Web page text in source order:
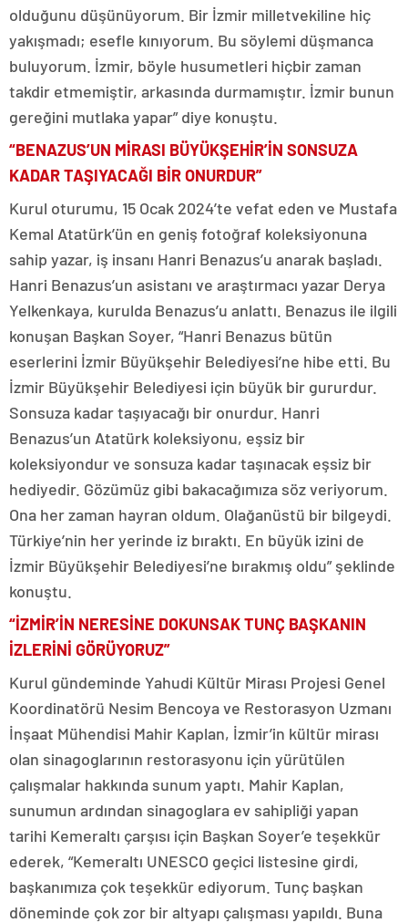
olduğunu düşünüyorum. Bir İzmir milletvekiline hiç
yakışmadı; esefle kınıyorum. Bu söylemi düşmanca
buluyorum. İzmir, böyle husumetleri hiçbir zaman
takdir etmemiştir, arkasında durmamıştır. İzmir bunun
gereğini mutlaka yapar” diye konuştu.
“BENAZUS’UN MİRASI BÜYÜKŞEHİR’İN SONSUZA
KADAR TAŞIYACAĞI BİR ONURDUR”
Kurul oturumu, 15 Ocak 2024’te vefat eden ve Mustafa
Kemal Atatürk’ün en geniş fotoğraf koleksiyonuna
sahip yazar, iş insanı Hanri Benazus’u anarak başladı.
Hanri Benazus’un asistanı ve araştırmacı yazar Derya
Yelkenkaya, kurulda Benazus’u anlattı. Benazus ile ilgili
konuşan Başkan Soyer, “Hanri Benazus bütün
eserlerini İzmir Büyükşehir Belediyesi’ne hibe etti. Bu
İzmir Büyükşehir Belediyesi için büyük bir gururdur.
Sonsuza kadar taşıyacağı bir onurdur. Hanri
Benazus’un Atatürk koleksiyonu, eşsiz bir
koleksiyondur ve sonsuza kadar taşınacak eşsiz bir
hediyedir. Gözümüz gibi bakacağımıza söz veriyorum.
Ona her zaman hayran oldum. Olağanüstü bir bilgeydi.
Türkiye’nin her yerinde iz bıraktı. En büyük izini de
İzmir Büyükşehir Belediyesi’ne bırakmış oldu” şeklinde
konuştu.
“İZMİR’İN NERESİNE DOKUNSAK TUNÇ BAŞKANIN
İZLERİNİ GÖRÜYORUZ”
Kurul gündeminde Yahudi Kültür Mirası Projesi Genel
Koordinatörü Nesim Bencoya ve Restorasyon Uzmanı
İnşaat Mühendisi Mahir Kaplan, İzmir’in kültür mirası
olan sinagoglarının restorasyonu için yürütülen
çalışmalar hakkında sunum yaptı. Mahir Kaplan,
sunumun ardından sinagoglara ev sahipliği yapan
tarihi Kemeraltı çarşısı için Başkan Soyer’e teşekkür
ederek, “Kemeraltı UNESCO geçici listesine girdi,
başkanımıza çok teşekkür ediyorum. Tunç başkan
döneminde çok zor bir altyapı çalışması yapıldı. Buna